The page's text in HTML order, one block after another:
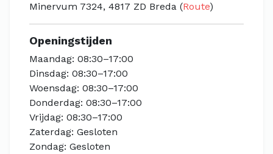
Minervum 7324, 4817 ZD Breda (Route)
Openingstijden
Maandag: 08:30–17:00
Dinsdag: 08:30–17:00
Woensdag: 08:30–17:00
Donderdag: 08:30–17:00
Vrijdag: 08:30–17:00
Zaterdag: Gesloten
Zondag: Gesloten